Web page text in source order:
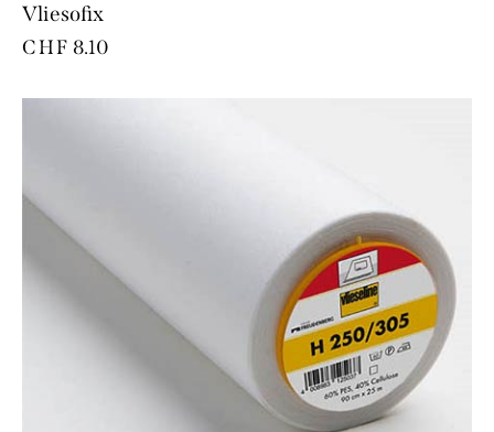
Vliesofix
CHF 8.10